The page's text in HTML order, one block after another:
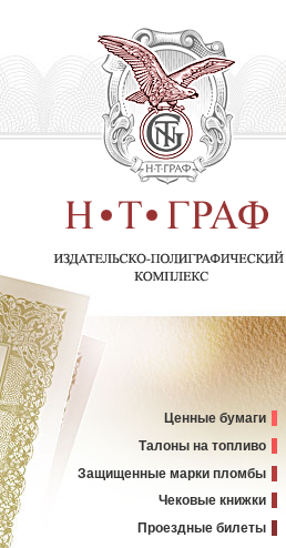
Н. Т. ГРАФ.
Издательско-полиграфический
комплекс
Ценные бумаги
Талоны на топливо
Защищенные марки пломбы
Чековые книжки
Проездные билеты